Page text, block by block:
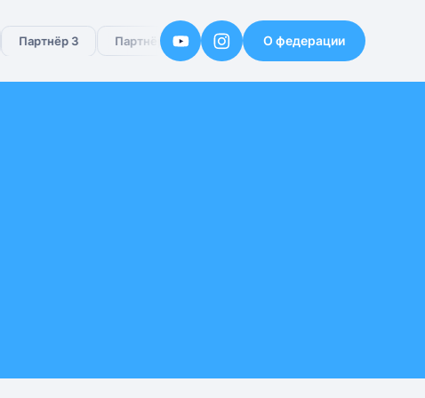
Партнёр 3 Партнёр 4 Партнёр 5 Партнёр 6
О федерации